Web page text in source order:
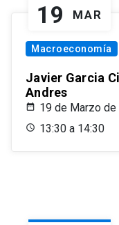
19 MAR
Macroeconomía
Javier Garcia
Andres
19 de Marzo
13:30 a 14:30